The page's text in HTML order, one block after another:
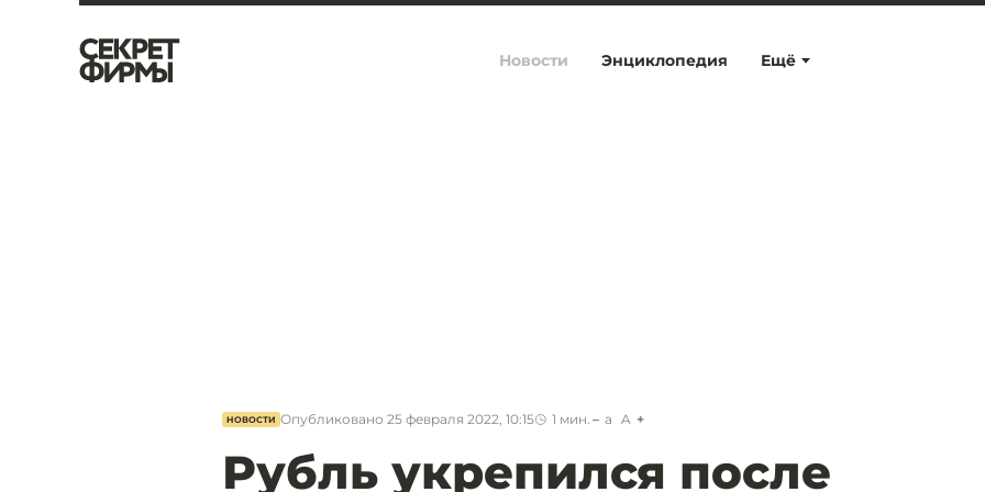
Ещё
Новости Энциклопедия
НОВОСТИ Опубликовано 25 февраля 2022, 10:15 1 мин. a A
Рубль укрепился после